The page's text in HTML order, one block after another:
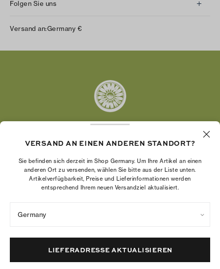
Folgen Sie uns
Twitter
Versand an:Germany €
Die Tory Burch Foundation stärkt die
Unternehmerinnen dabei unterstützt, ein starkes
und beständiges Unternehmen aufzubauen.
Cookies-Einstellungen
Impressum Sitemap
VERSAND AN EINEN ANDEREN STANDORT?
Sie befinden sich derzeit im Shop Germany. Um Ihre Artikel an einen
anderen Ort zu versenden, wählen Sie bitte aus der Liste unten.
Artikelverfügbarkeit, Preise und Lieferinformationen werden
entsprechend Ihrem neuen Versandziel aktualisiert.
Germany
LIEFERADRESSE AKTUALISIEREN